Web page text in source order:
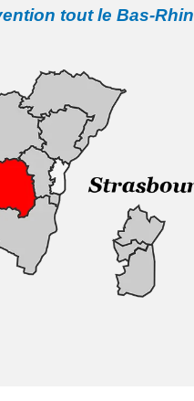
tout le Bas-Rhin